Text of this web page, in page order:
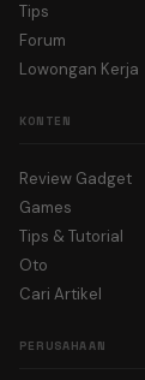
Tips
Forum
Lowongan Kerja
KONTEN
Review Gadget
Games
Tips & Tutorial
Oto
Cari Artikel
PERUSAHAAN